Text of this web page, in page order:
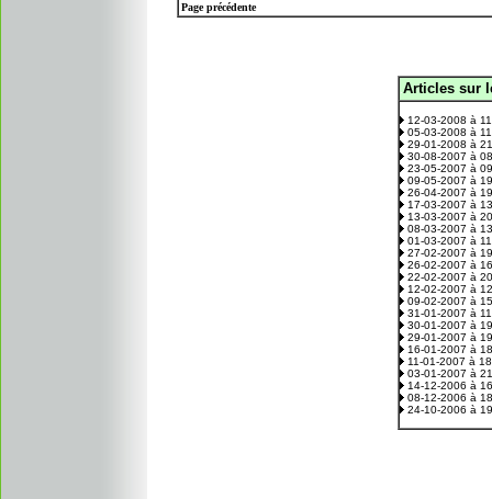
Page précédente
Articles sur
12-03-2008 à
05-03-2008 à
29-01-2008 à
30-08-2007 à
23-05-2007 à
09-05-2007 à
26-04-2007 à
17-03-2007 à
13-03-2007 à
08-03-2007 à
01-03-2007 à
27-02-2007 à
26-02-2007 à
22-02-2007 à
12-02-2007 à
09-02-2007 à
31-01-2007 à
30-01-2007 à
29-01-2007 à
16-01-2007 à
11-01-2007 à
03-01-2007 à
14-12-2006 à
08-12-2006 à
24-10-2006 à